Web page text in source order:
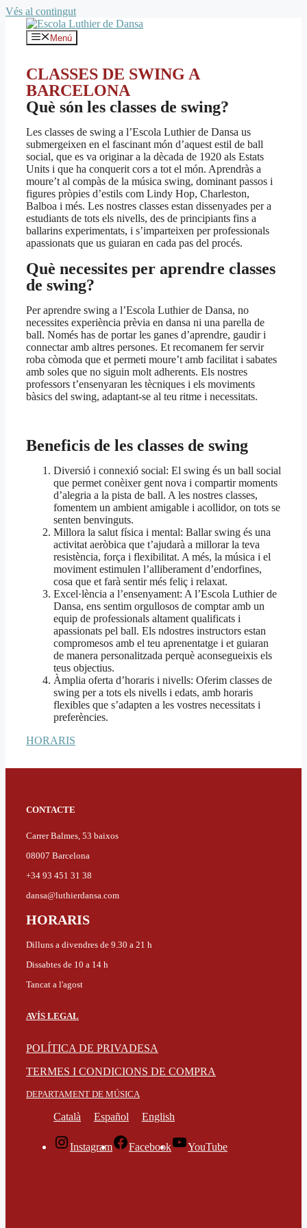
Vés al contingut
Menú
CLASSES DE SWING A
BARCELONA
Què són les classes de swing?
Les classes de swing a l’Escola Luthier de Dansa us
submergeixen en el fascinant món d’aquest estil de ball
social, que es va originar a la dècada de 1920 als Estats
Units i que ha conquerit cors a tot el món. Aprendràs a
moure’t al compàs de la música swing, dominant passos i
figures pròpies d’estils com Lindy Hop, Charleston,
Balboa i més. Les nostres classes estan dissenyades per a
estudiants de tots els nivells, des de principiants fins a
ballarins experimentats, i s’imparteixen per professionals
apassionats que us guiaran en cada pas del procés.
Què necessites per aprendre classes
de swing?
Per aprendre swing a l’Escola Luthier de Dansa, no
necessites experiència prèvia en dansa ni una parella de
ball. Només has de portar les ganes d’aprendre, gaudir i
connectar amb altres persones. Et recomanem fer servir
roba còmoda que et permeti moure’t amb facilitat i sabates
amb soles que no siguin molt adherents. Els nostres
professors t’ensenyaran les tècniques i els moviments
bàsics del swing, adaptant-se al teu ritme i necessitats.
Beneficis de les classes de swing
Diversió i connexió social: El swing és un ball social
que permet conèixer gent nova i compartir moments
d’alegria a la pista de ball. A les nostres classes,
fomentem un ambient amigable i acollidor, on tots se
senten benvinguts.
Millora la salut física i mental: Ballar swing és una
activitat aeròbica que t’ajudarà a millorar la teva
resistència, força i flexibilitat. A més, la música i el
moviment estimulen l’alliberament d’endorfines,
cosa que et farà sentir més feliç i relaxat.
Excel·lència a l’ensenyament: A l’Escola Luthier de
Dansa, ens sentim orgullosos de comptar amb un
equip de professionals altament qualificats i
apassionats pel ball. Els ndostres instructors estan
compromesos amb el teu aprenentatge i et guiaran
de manera personalitzada perquè aconsegueixis els
teus objectius.
Àmplia oferta d’horaris i nivells: Oferim classes de
swing per a tots els nivells i edats, amb horaris
flexibles que s’adapten a les vostres necessitats i
preferències.
HORARIS
CONTACTE
Carrer Balmes, 53 baixos
08007 Barcelona
+34 93 451 31 38
dansa@luthierdansa.com
HORARIS
Dilluns a divendres de 9.30 a 21 h
Dissabtes de 10 a 14 h
Tancat a l'agost
AVÍS LEGAL
POLÍTICA DE PRIVADESA
TERMES I CONDICIONS DE COMPRA
DEPARTAMENT DE MÚSICA
Català Español English
Instagram Facebook YouTube